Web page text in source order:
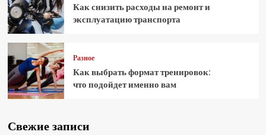
Как снизить расходы на ремонт и
эксплуатацию транспорта
Разное
Как выбрать формат тренировок:
что подойдет именно вам
Свежие записи